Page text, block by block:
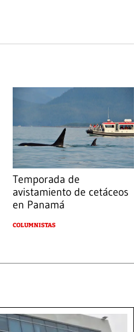
Temporada de
avistamiento de cetáceos
en Panamá
COLUMNISTAS